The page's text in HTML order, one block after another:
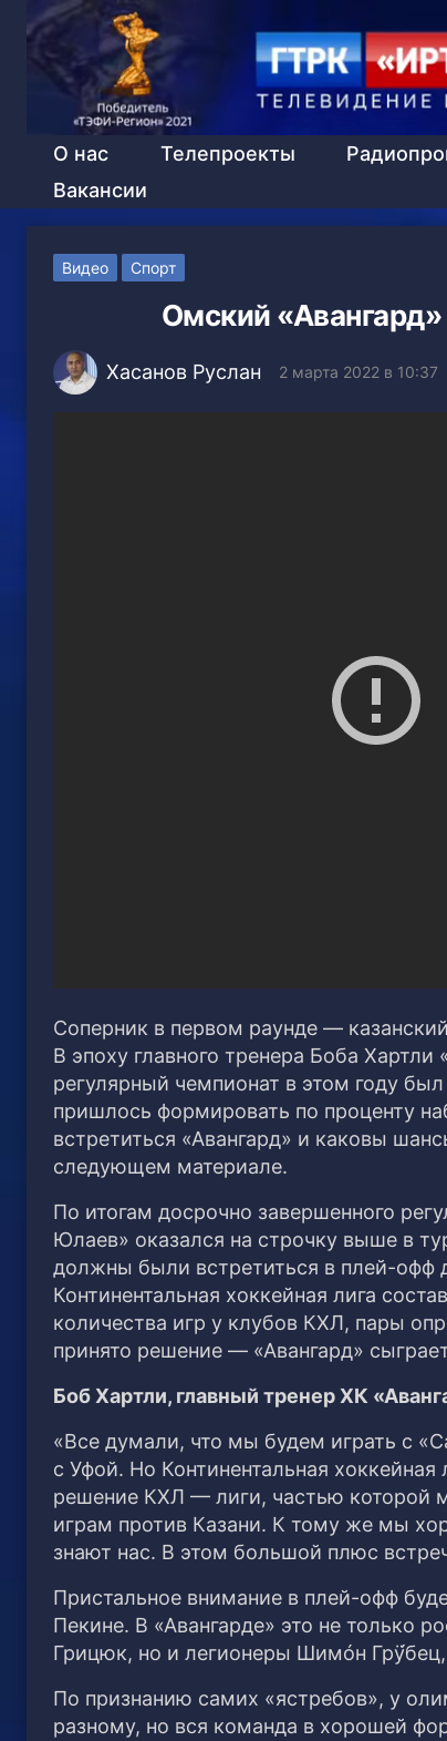
О нас Телепроекты
Вакансии
Видео Спорт
Омский
Хасанов Руслан 2 марта 2022 в 10:37
Соперник в первом раунде —
В эпоху главного тренера Боба
регулярный чемпионат в этом году
пришлось формировать по проценту
встретиться «Авангард» и каковы
следующем материале.
По итогам досрочно завершенного
Юлаев» оказался на строчку выше в
должны были встретиться в плей-офф
Континентальная хоккейная лига
количества игр у клубов КХЛ, пары
принято решение — «Авангард»
Боб Хартли, главный тренер ХК
«Все думали, что мы будем играть с
с Уфой. Но Континентальная
решение КХЛ — лиги, частью которой
играм против Казани. К тому же мы
знают нас. В этом большой плюс
Пристальное внимание в плей-офф
Пекине. В «Авангарде» это не только
Грицюк, но и легионеры Шимóн
По признанию самих «ястребов», у
разному, но вся команда в хорошей